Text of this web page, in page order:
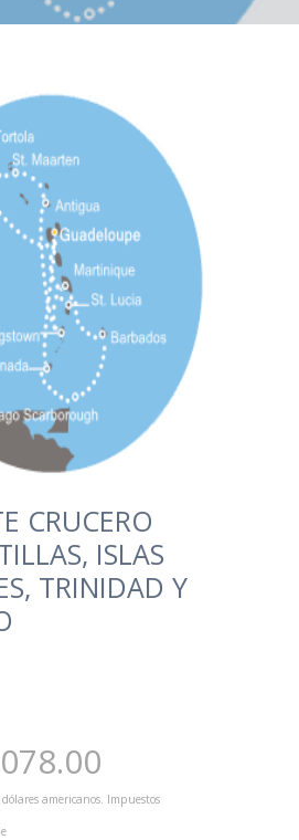
CRUCERO
ISLAS
TRINIDAD Y
americanos. Impuestos